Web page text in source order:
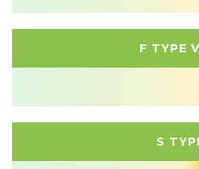
F TYPE
S